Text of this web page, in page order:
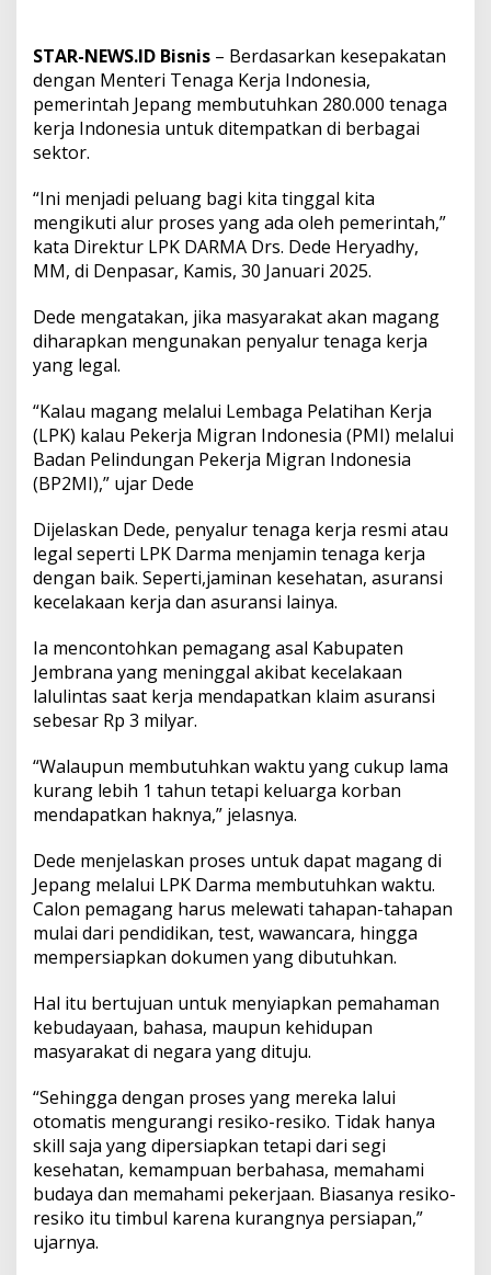
o
n
P
e
m
a
n
g
K
e
j
a
e
p
a
n
g
STAR-NEWS.ID Bisnis – Berdasarkan kesepakatan
dengan Menteri Tenaga Kerja Indonesia,
pemerintah Jepang membutuhkan 280.000 tenaga
kerja Indonesia untuk ditempatkan di berbagai
sektor.
“Ini menjadi peluang bagi kita tinggal kita
mengikuti alur proses yang ada oleh pemerintah,”
kata Direktur LPK DARMA Drs. Dede Heryadhy,
MM, di Denpasar, Kamis, 30 Januari 2025.
Dede mengatakan, jika masyarakat akan magang
diharapkan mengunakan penyalur tenaga kerja
yang legal.
“Kalau magang melalui Lembaga Pelatihan Kerja
(LPK) kalau Pekerja Migran Indonesia (PMI) melalui
Badan Pelindungan Pekerja Migran Indonesia
(BP2MI),” ujar Dede
Dijelaskan Dede, penyalur tenaga kerja resmi atau
legal seperti LPK Darma menjamin tenaga kerja
dengan baik. Seperti,jaminan kesehatan, asuransi
kecelakaan kerja dan asuransi lainya.
Ia mencontohkan pemagang asal Kabupaten
Jembrana yang meninggal akibat kecelakaan
lalulintas saat kerja mendapatkan klaim asuransi
sebesar Rp 3 milyar.
“Walaupun membutuhkan waktu yang cukup lama
kurang lebih 1 tahun tetapi keluarga korban
mendapatkan haknya,” jelasnya.
Dede menjelaskan proses untuk dapat magang di
Jepang melalui LPK Darma membutuhkan waktu.
Calon pemagang harus melewati tahapan-tahapan
mulai dari pendidikan, test, wawancara, hingga
mempersiapkan dokumen yang dibutuhkan.
Hal itu bertujuan untuk menyiapkan pemahaman
kebudayaan, bahasa, maupun kehidupan
masyarakat di negara yang dituju.
“Sehingga dengan proses yang mereka lalui
otomatis mengurangi resiko-resiko. Tidak hanya
skill saja yang dipersiapkan tetapi dari segi
kesehatan, kemampuan berbahasa, memahami
budaya dan memahami pekerjaan. Biasanya resiko-
resiko itu timbul karena kurangnya persiapan,”
ujarnya.